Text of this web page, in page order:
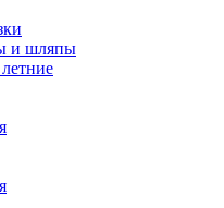
и шляпы